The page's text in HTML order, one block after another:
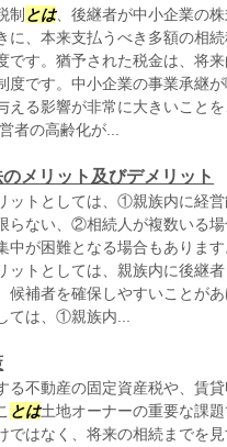
制 とは、後継者が中小企業の
に、本来支払うべき多額の相
です。猶予された税金は、将
度です。中小企業の事業承継
える影響が非常に大きいこと
者の高齢化が...
メリット及びデメリット
ットとしては、①親族内に経
らない、②相続人が複数いる
中が困難となる場合もありま
ットとしては、親族内に後継
候補者を確保しやすいことが
ては、①親族内...
る不動産の固定資産税や、賃
とは土地オーナーの重要な課
ではなく、将来の相続までを